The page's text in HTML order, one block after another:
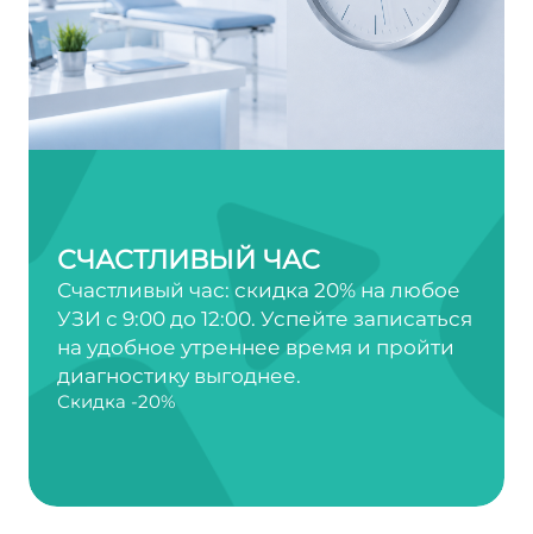
СЧАСТЛИВЫЙ ЧАС
Счастливый час: скидка 20% на любое
УЗИ с 9:00 до 12:00. Успейте записаться
на удобное утреннее время и пройти
диагностику выгоднее.
Скидка -20%